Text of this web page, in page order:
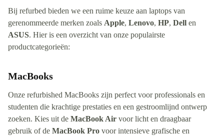
Bij refurbed bieden we een ruime keuze aan laptops van
gerenommeerde merken zoals Apple, Lenovo, HP, Dell en
ASUS. Hier is een overzicht van onze populairste
productcategorieën:
MacBooks
Onze refurbished MacBooks zijn perfect voor professionals en
studenten die krachtige prestaties en een gestroomlijnd ontwerp
zoeken. Kies uit de MacBook Air voor licht en draagbaar
gebruik of de MacBook Pro voor intensieve grafische en